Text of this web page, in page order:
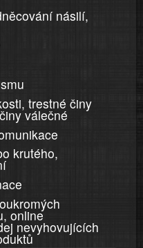
násilí,
trestné činy
válečné
krutého,
online
nevyhovujících